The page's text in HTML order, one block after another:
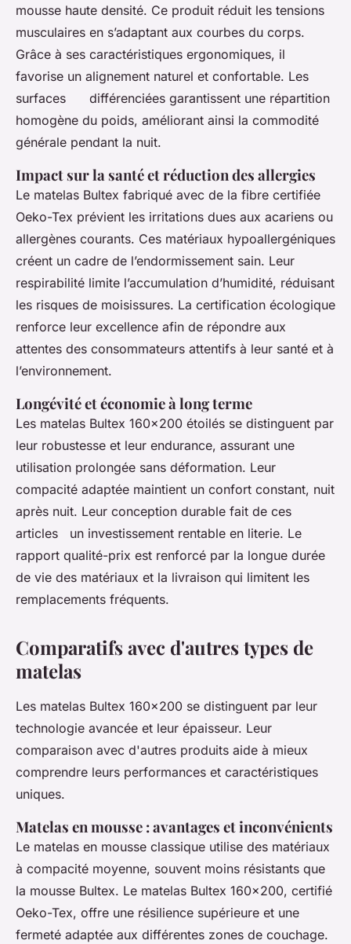
mousse haute densité. Ce produit réduit les tensions
musculaires en s’adaptant aux courbes du corps.
Grâce à ses caractéristiques ergonomiques, il
favorise un alignement naturel et confortable. Les
surfaces différenciées garantissent une répartition
homogène du poids, améliorant ainsi la commodité
générale pendant la nuit.
Impact sur la santé et réduction des allergies
Le matelas Bultex fabriqué avec de la fibre certifiée
Oeko-Tex prévient les irritations dues aux acariens ou
allergènes courants. Ces matériaux hypoallergéniques
créent un cadre de l’endormissement sain. Leur
respirabilité limite l’accumulation d’humidité, réduisant
les risques de moisissures. La certification écologique
renforce leur excellence afin de répondre aux
attentes des consommateurs attentifs à leur santé et à
l’environnement.
Longévité et économie à long terme
Les matelas Bultex 160x200 étoilés se distinguent par
leur robustesse et leur endurance, assurant une
utilisation prolongée sans déformation. Leur
compacité adaptée maintient un confort constant, nuit
après nuit. Leur conception durable fait de ces
articles un investissement rentable en literie. Le
rapport qualité-prix est renforcé par la longue durée
de vie des matériaux et la livraison qui limitent les
remplacements fréquents.
Comparatifs avec d'autres types de
matelas
Les matelas Bultex 160x200 se distinguent par leur
technologie avancée et leur épaisseur. Leur
comparaison avec d'autres produits aide à mieux
comprendre leurs performances et caractéristiques
uniques.
Matelas en mousse : avantages et inconvénients
Le matelas en mousse classique utilise des matériaux
à compacité moyenne, souvent moins résistants que
la mousse Bultex. Le matelas Bultex 160x200, certifié
Oeko-Tex, offre une résilience supérieure et une
fermeté adaptée aux différentes zones de couchage.